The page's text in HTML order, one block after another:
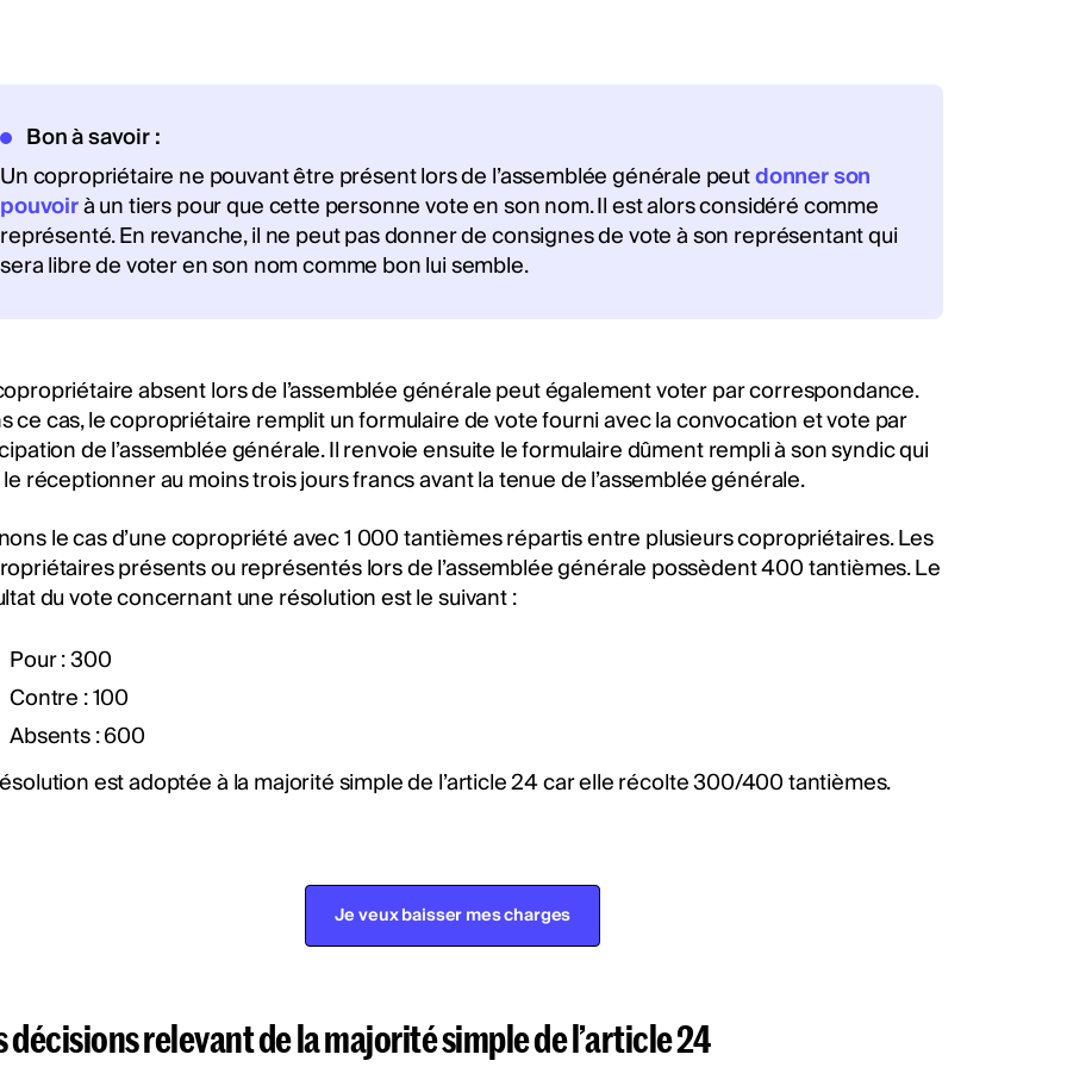
Bon à savoir :
Un copropriétaire ne pouvant être présent lors de l’assemblée générale peutdonner son
pouvoirà un tiers pour que cette personne vote en son nom. Il est alors considéré comme
représenté. En revanche, il ne peut pas donner de consignes de vote à son représentant qui
sera libre de voter en son nom comme bon lui semble.
absent lors de l’assemblée générale peut également voter par correspondance.
ce cas, le copropriétaire remplit un formulaire de vote fourni avec la convocation et vote par
de l’assemblée générale. Il renvoie ensuite le formulaire dûment rempli à son syndic qui
réceptionner au moins trois jours francs avant la tenue de l’assemblée générale.
le cas d’une copropriété avec 1 000 tantièmes répartis entre plusieurs copropriétaires. Les
présents ou représentés lors de l’assemblée générale possèdent 400 tantièmes. Le
du vote concernant une résolution est le suivant :
Pour : 300
Contre : 100
Absents : 600
est adoptée à la majorité simple de l’article 24 car elle récolte 300/400 tantièmes.
Je veux baisser mes charges
décisions relevant de la majorité simple de l’article 24